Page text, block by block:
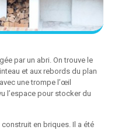
par un abri. On trouve le
et aux rebords du plan
une trompe l’œil
l’espace pour stocker du
en briques. Il a été